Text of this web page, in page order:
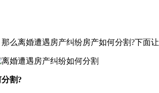
么离婚遭遇房产纠纷房产如何分割?下面让
割?